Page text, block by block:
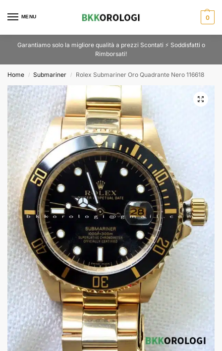
MENU 0
Garantiamo solo la migliore qualità a prezzi Scontati ⚡ Soddisfatti o
Rimborsati!
Home / Submariner / Rolex Submariner Oro Quadrante Nero 116618